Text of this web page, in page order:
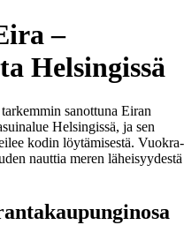
–
Helsingissä
sanottuna Eiran
Helsingissä, ja sen
kodin löytämisestä. Vuokra-
nauttia meren läheisyydestä